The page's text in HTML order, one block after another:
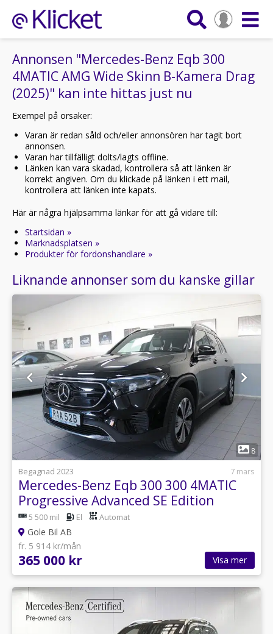
Annonsen "Mercedes-Benz Eqb 300
4MATIC AMG Wide Skinn B-Kamera Drag
(2025)" kan inte hittas just nu
Exempel på orsaker:
Varan är redan såld och/eller annonsören har tagit bort
annonsen.
Varan har tillfälligt dolts/lagts offline.
Länken kan vara skadad, kontrollera så att länken är
korrekt angiven. Om du klickade på länken i ett mail,
kontrollera att länken inte kapats.
Här är några hjälpsamma länkar för att gå vidare till:
Startsidan »
Marknadsplatsen »
Produkter för fordonshandlare »
Liknande annonser som du kanske gillar
1
8
Begagnad 2023
7 mars
Mercedes-Benz Eqb 300 300 4MATIC
Progressive Advanced SE Edition
5 500 mil El Automat
Gole Bil AB
fr. 5 914 kr/mån
365 000 kr Visa mer